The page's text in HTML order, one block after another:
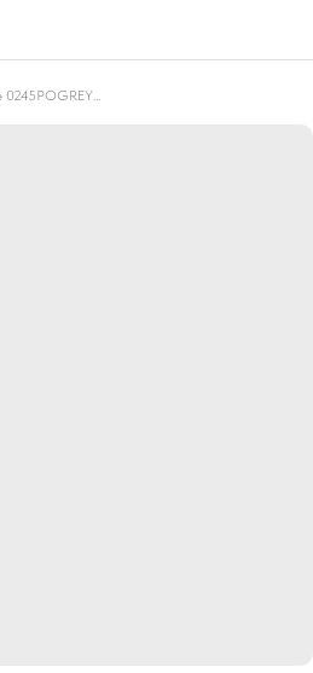
Обои Little Greene 0245POGREYS Pomegranate Grey Scale